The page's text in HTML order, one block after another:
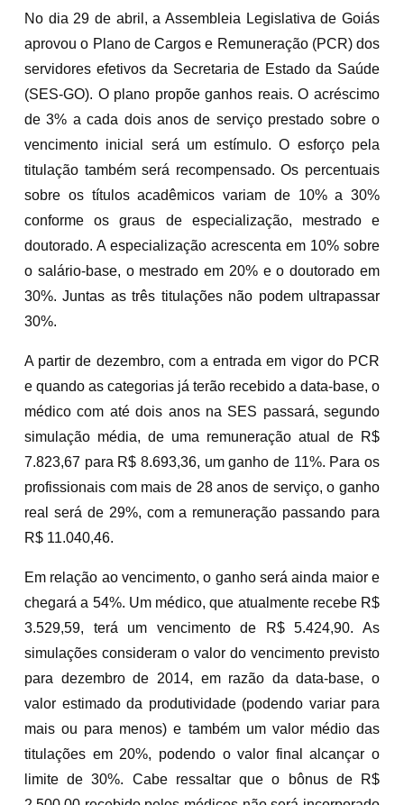
No dia 29 de abril, a Assembleia Legislativa de Goiás
aprovou o Plano de Cargos e Remuneração (PCR) dos
servidores efetivos da Secretaria de Estado da Saúde
(SES-GO). O plano propõe ganhos reais. O acréscimo
de 3% a cada dois anos de serviço prestado sobre o
vencimento inicial será um estímulo. O esforço pela
titulação também será recompensado. Os percentuais
sobre os títulos acadêmicos variam de 10% a 30%
conforme os graus de especialização, mestrado e
doutorado. A especialização acrescenta em 10% sobre
o salário-base, o mestrado em 20% e o doutorado em
30%. Juntas as três titulações não podem ultrapassar
30%.
A partir de dezembro, com a entrada em vigor do PCR
e quando as categorias já terão recebido a data-base, o
médico com até dois anos na SES passará, segundo
simulação média, de uma remuneração atual de R$
7.823,67 para R$ 8.693,36, um ganho de 11%. Para os
profissionais com mais de 28 anos de serviço, o ganho
real será de 29%, com a remuneração passando para
R$ 11.040,46.
Em relação ao vencimento, o ganho será ainda maior e
chegará a 54%. Um médico, que atualmente recebe R$
3.529,59, terá um vencimento de R$ 5.424,90. As
simulações consideram o valor do vencimento previsto
para dezembro de 2014, em razão da data-base, o
valor estimado da produtividade (podendo variar para
mais ou para menos) e também um valor médio das
titulações em 20%, podendo o valor final alcançar o
limite de 30%. Cabe ressaltar que o bônus de R$